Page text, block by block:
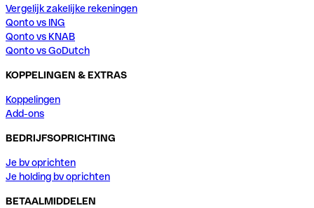
Vergelijk zakelijke rekeningen
Qonto vs ING
Qonto vs KNAB
Qonto vs GoDutch
KOPPELINGEN & EXTRAS
Koppelingen
Add-ons
BEDRIJFSOPRICHTING
Je bv oprichten
Je holding bv oprichten
BETAALMIDDELEN